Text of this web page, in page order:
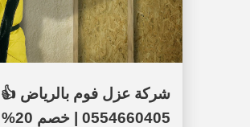
شركة عزل فوم بالرياض 👍 |
0554660405 | خصم 20%